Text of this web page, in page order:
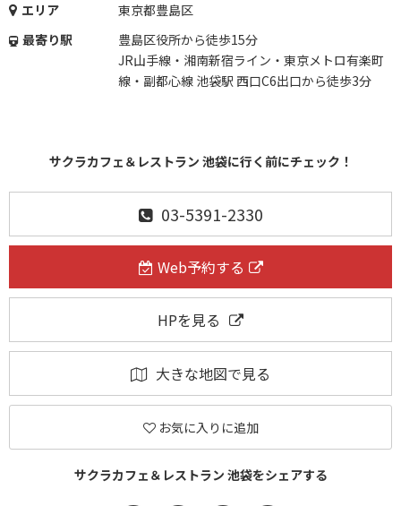
エリア
東京都豊島区
最寄り駅
豊島区役所から徒歩15分
JR山手線・湘南新宿ライン・東京メトロ有楽町
線・副都心線 池袋駅 西口C6出口から徒歩3分
サクラカフェ＆レストラン 池袋に行く前にチェック！
03-5391-2330
Web予約する
HPを見る
大きな地図で見る
お気に入りに追加
サクラカフェ＆レストラン 池袋をシェアする